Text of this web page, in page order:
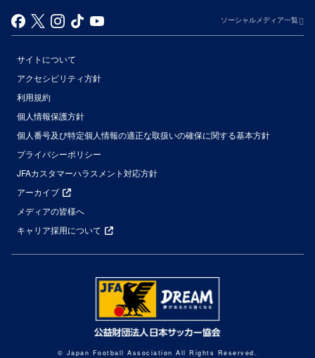
ソーシャルメディア一覧
サイトについて
アクセシビリティ方針
利用規約
個人情報保護方針
個人番号及び特定個人情報の適正な取扱いの確保に関する基本方針
プライバシーポリシー
JFAカスタマーハラスメント対応方針
アーカイブ
メディアの皆様へ
キャリア採用について
© Japan Football Association All Rights Reserved.